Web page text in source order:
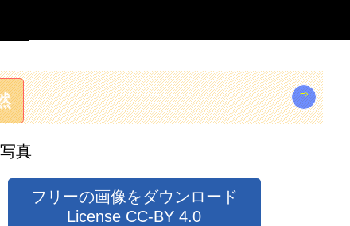
⇨
真
フリーの画像をダウンロード
License CC-BY 4.0